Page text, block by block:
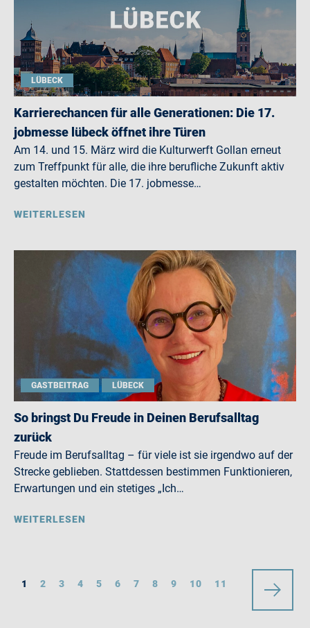
LÜBECK
Karrierechancen für alle Generationen: Die 17.
jobmesse lübeck öffnet ihre Türen
Am 14. und 15. März wird die Kulturwerft Gollan erneut
zum Treffpunkt für alle, die ihre berufliche Zukunft aktiv
gestalten möchten. Die 17. jobmesse…
WEITERLESEN
GASTBEITRAG LÜBECK
So bringst Du Freude in Deinen Berufsalltag
zurück
Freude im Berufsalltag – für viele ist sie irgendwo auf der
Strecke geblieben. Stattdessen bestimmen Funktionieren,
Erwartungen und ein stetiges „Ich…
WEITERLESEN
1 2 3 4 5 6 7 8 9 10 11